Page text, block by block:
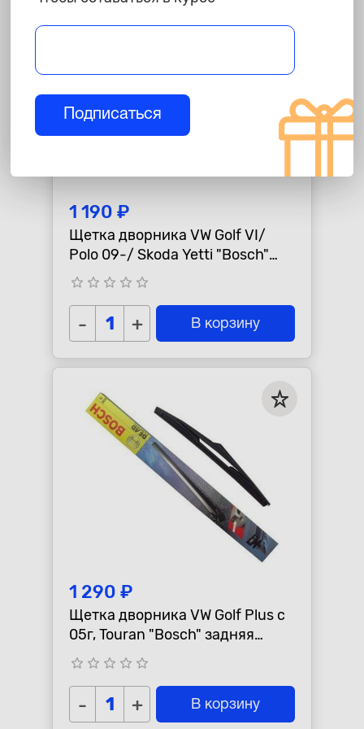
1 190 ₽
Щетка дворника VW Golf VI/
Polo 09-/ Skoda Yetti "Bosch"
задняя A282
star_border star_border star_border star_border star_border
- + В корзину
1 290 ₽
Щетка дворника VW Golf Plus c
05г, Touran "Bosch" задняя
A331H
star_border star_border star_border star_border star_border
- + В корзину
Подписаться